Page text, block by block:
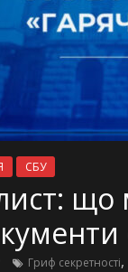
СБУ
Гриф секретності,